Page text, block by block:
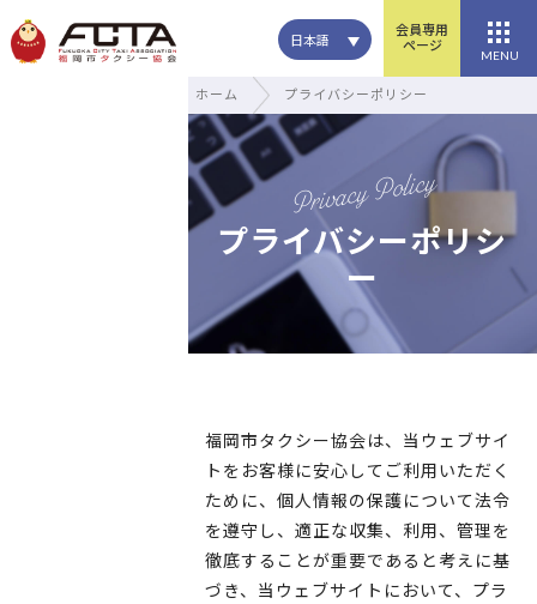
会員専用
ページ
日本語
MENU
ホーム プライバシーポリシー
Privacy Policy
プライバシーポリシ
ー
福岡市タクシー協会は、当ウェブサイ
トをお客様に安心してご利用いただく
ために、個人情報の保護について法令
を遵守し、適正な収集、利用、管理を
徹底することが重要であると考えに基
づき、当ウェブサイトにおいて、プラ